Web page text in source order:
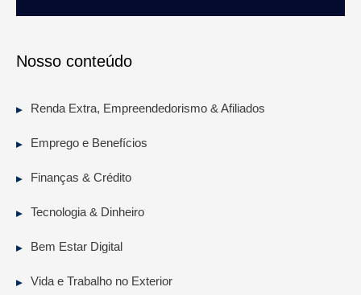
Nosso conteúdo
Renda Extra, Empreendedorismo & Afiliados
Emprego e Benefícios
Finanças & Crédito
Tecnologia & Dinheiro
Bem Estar Digital
Vida e Trabalho no Exterior